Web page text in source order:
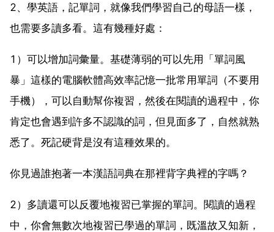
2、學英語，記單詞，就像我們學習自己的母語一樣，
也需要多讀多看。這有幾種好處：
1）可以增加詞彙量。基礎薄弱的可以先用「單詞風
暴」這樣的電腦軟體高效率記憶一批常用單詞（不要用
手機），可以自動幫你複習，然後在閱讀的過程中，你
肯定也會遇到許多不認識的詞，但見面多了，自然就熟
悉了。死記硬背是沒有這種效果的。
你見過誰抱著一本漢語詞典在那裡背字典裡的字嗎？
2）多讀還可以反覆地複習已掌握的單詞。閱讀的過程
中，你會無數次地複習已學過的單詞，既溫故又知新，